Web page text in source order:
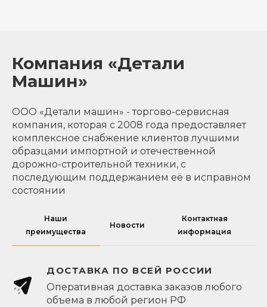
Компания «Детали
Машин»
ООО «Детали машин» - торгово-сервисная
компания, которая с 2008 года предоставляет
комплексное снабжение клиентов лучшими
образцами импортной и отечественной
дорожно-строительной техники, с
последующим поддержанием её в исправном
состоянии
Наши
преимущества
Новости
Контактная
информация
ДОСТАВКА ПО ВСЕЙ РОССИИ
Оперативная доставка заказов любого
объема в любой регион РФ